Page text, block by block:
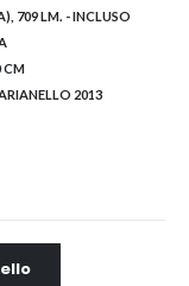
709 LM. - INCLUSO
CM
2013